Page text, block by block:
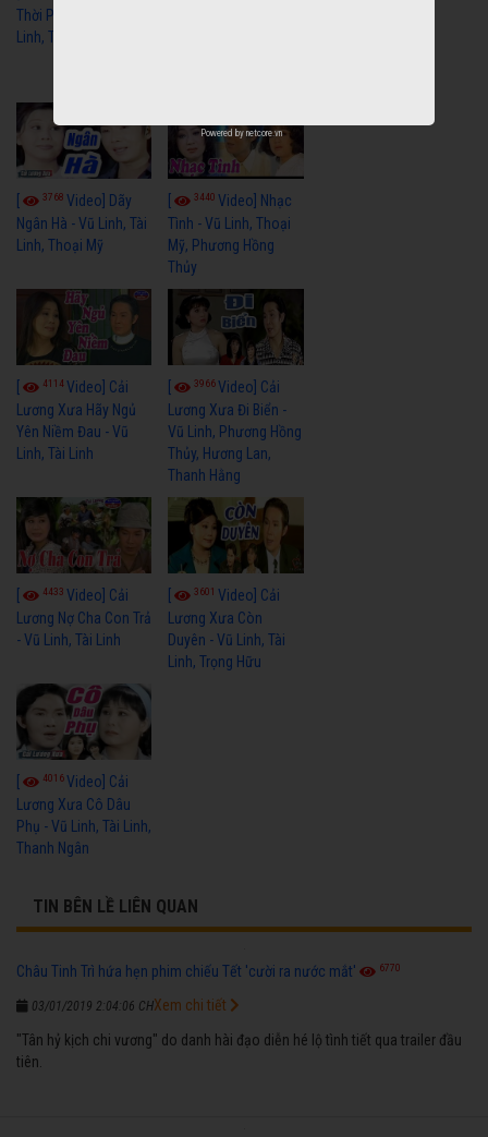
Thời Phóng Đãng - Vũ
Linh, Tài Linh, Chí Linh
3768 Video] Dãy
Ngân Hà - Vũ Linh, Tài
Linh, Thoại Mỹ
3440Video] Nhạc
Tình - Vũ Linh, Thoại
Mỹ, Phương Hồng
Thủy
4114Video] Cải
Lương Xưa Hãy Ngủ
Yên Niềm Đau - Vũ
Linh, Tài Linh
3966Video] Cải
Lương Xưa Đi Biển -
Vũ Linh, Phương Hồng
Thủy, Hương Lan,
Thanh Hằng
4433 Video] Cải
Lương Nợ Cha Con Trả
- Vũ Linh, Tài Linh
3601Video] Cải
Lương Xưa Còn
Duyên - Vũ Linh, Tài
Linh, Trọng Hữu
[ 4016Video] Cải
Lương Xưa Cô Dâu
Phụ - Vũ Linh, Tài Linh,
Thanh Ngân
TIN BÊN LỀ LIÊN QUAN
Châu Tinh Trì hứa hẹn phim chiếu Tết 'cười ra nước mắt' 6770
03/01/2019 2:04:06 CH
"Tân hỷ kịch chi vương" do danh hài đạo diễn hé lộ tình tiết qua trailer đầu
tiên.
Xem chi tiết
Powered by netcore.vn